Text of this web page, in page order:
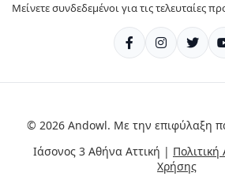
Μείνετε συνδεδεμένοι για τις τελευταίες
© 2026 Andowl. Με την επιφύλαξη
Ιάσονος 3 Αθήνα Αττική |
Χρήσης